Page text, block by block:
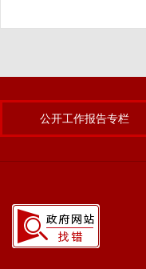
公开工作报告专栏